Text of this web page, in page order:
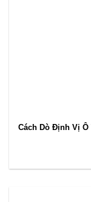
Cách Dò Định Vị Ô